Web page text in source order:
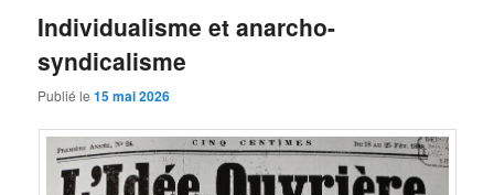
Individualisme et anarcho-
syndicalisme
Publié le15 mai 2026